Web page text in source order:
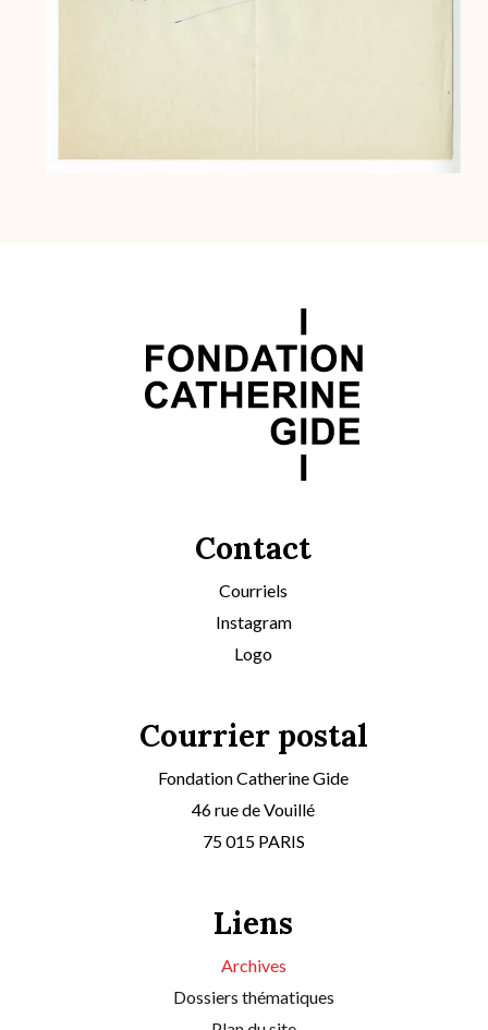
Contact
Courriels
Instagram
Logo
Courrier postal
Fondation Catherine Gide
46 rue de Vouillé
75 015 PARIS
Liens
Archives
Dossiers thématiques